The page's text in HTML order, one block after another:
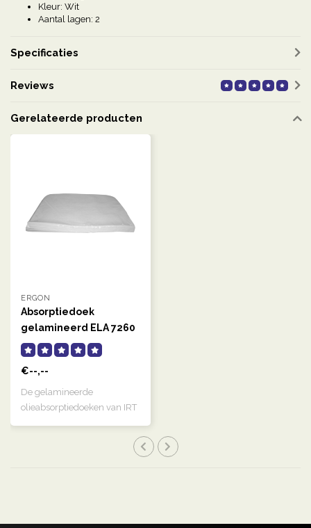
Kleur: Wit
Aantal lagen: 2
Specificaties
Reviews
Gerelateerde producten
ERGON
Absorptiedoek
gelamineerd ELA 7260
Gelamineerde doek
€--,--
De gelamineerde
olieabsorptiedoeken van IRT